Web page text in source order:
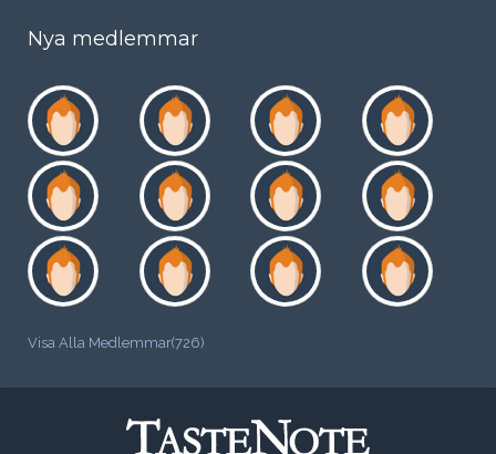
Nya medlemmar
Visa Alla Medlemmar(726)